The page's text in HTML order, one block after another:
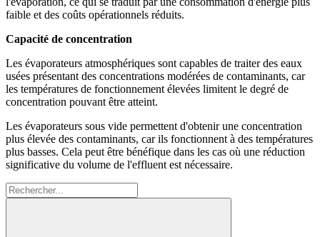
faible et des coûts opérationnels réduits.
Capacité de concentration
Les évaporateurs atmosphériques sont capables de traiter des eaux
usées présentant des concentrations modérées de contaminants, car
les températures de fonctionnement élevées limitent le degré de
concentration pouvant être atteint.
Les évaporateurs sous vide permettent d'obtenir une concentration
plus élevée des contaminants, car ils fonctionnent à des températures
plus basses. Cela peut être bénéfique dans les cas où une réduction
significative du volume de l'effluent est nécessaire.
Rechercher: